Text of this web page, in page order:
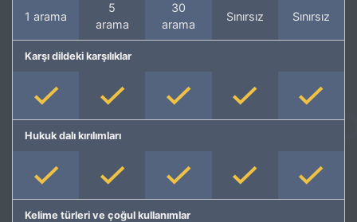
1 arama
5
arama
30
arama
Sınırsız Sınırsız
Karşı dildeki karşılıklar
Hukuk dalı kırılımları
Kelime türleri ve çoğul kullanımlar